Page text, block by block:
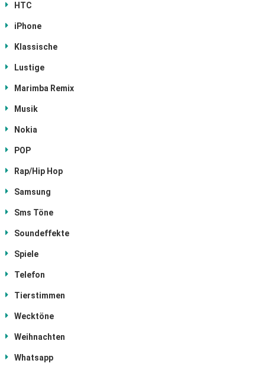
HTC
iPhone
Klassische
Lustige
Marimba Remix
Musik
Nokia
POP
Rap/Hip Hop
Samsung
Sms Töne
Soundeffekte
Spiele
Telefon
Tierstimmen
Wecktöne
Weihnachten
Whatsapp